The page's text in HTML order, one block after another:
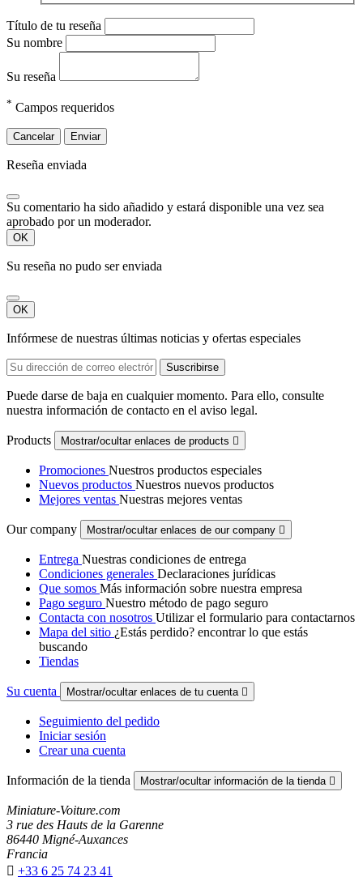
Título de tu reseña
Su nombre
Su reseña
* Campos requeridos
Cancelar Enviar
Reseña enviada
Su comentario ha sido añadido y estará disponible una vez sea
aprobado por un moderador.
OK
Su reseña no pudo ser enviada
OK
Infórmese de nuestras últimas noticias y ofertas especiales
Puede darse de baja en cualquier momento. Para ello, consulte
nuestra información de contacto en el aviso legal.
Products Mostrar/ocultar enlaces de products 
Promociones Nuestros productos especiales
Nuevos productos Nuestros nuevos productos
Mejores ventas Nuestras mejores ventas
Our company Mostrar/ocultar enlaces de our company 
Entrega Nuestras condiciones de entrega
Condiciones generales Declaraciones jurídicas
Que somos Más información sobre nuestra empresa
Pago seguro Nuestro método de pago seguro
Contacta con nosotros Utilizar el formulario para contactarnos
Mapa del sitio ¿Estás perdido? encontrar lo que estás
buscando
Tiendas
Su cuenta Mostrar/ocultar enlaces de tu cuenta 
Seguimiento del pedido
Iniciar sesión
Crear una cuenta
Información de la tienda Mostrar/ocultar información de la tienda 
Miniature-Voiture.com
3 rue des Hauts de la Garenne
86440 Migné-Auxances
Francia
 +33 6 25 74 23 41